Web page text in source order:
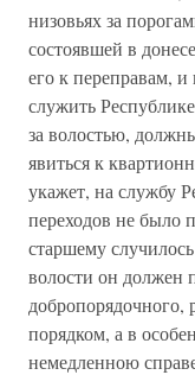
низовьях за
состоявшей в
его к переправам,
служить
за волостью,
явиться к
укажет, на службу
переходов не было
старшему
волости он должен
добропорядочного,
порядком, а в
немедленною